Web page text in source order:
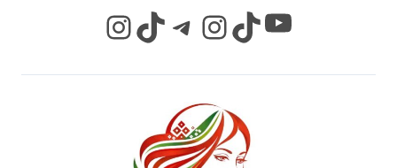
InstagramTikTok Telegram InstagramTikTok YouTube